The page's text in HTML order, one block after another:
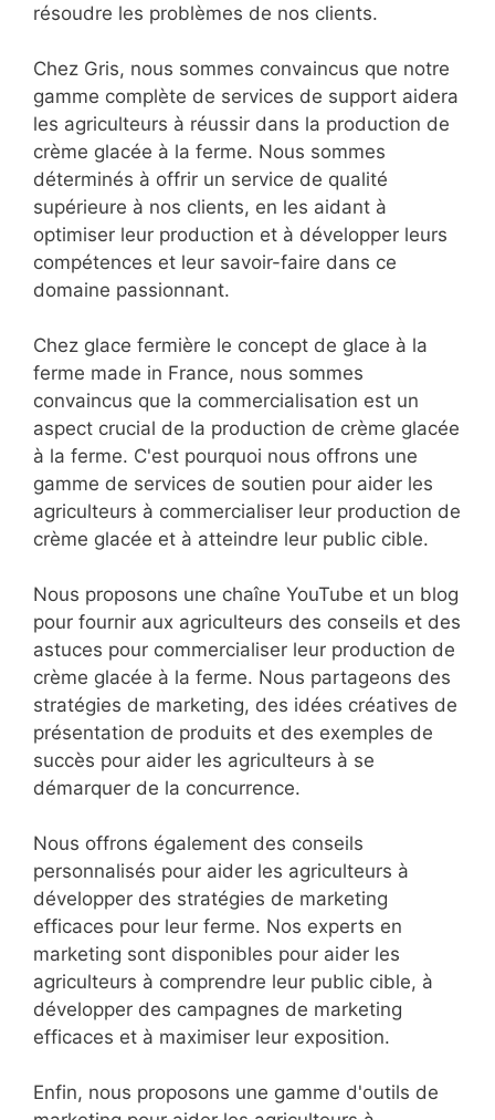
résoudre les problèmes de nos clients.
Chez Gris, nous sommes convaincus que notre
gamme complète de services de support aidera
les agriculteurs à réussir dans la production de
crème glacée à la ferme. Nous sommes
déterminés à offrir un service de qualité
supérieure à nos clients, en les aidant à
optimiser leur production et à développer leurs
compétences et leur savoir-faire dans ce
domaine passionnant.
Chez glace fermière le concept de glace à la
ferme made in France, nous sommes
convaincus que la commercialisation est un
aspect crucial de la production de crème glacée
à la ferme. C'est pourquoi nous offrons une
gamme de services de soutien pour aider les
agriculteurs à commercialiser leur production de
crème glacée et à atteindre leur public cible.
Nous proposons une chaîne YouTube et un blog
pour fournir aux agriculteurs des conseils et des
astuces pour commercialiser leur production de
crème glacée à la ferme. Nous partageons des
stratégies de marketing, des idées créatives de
présentation de produits et des exemples de
succès pour aider les agriculteurs à se
démarquer de la concurrence.
Nous offrons également des conseils
personnalisés pour aider les agriculteurs à
développer des stratégies de marketing
efficaces pour leur ferme. Nos experts en
marketing sont disponibles pour aider les
agriculteurs à comprendre leur public cible, à
développer des campagnes de marketing
efficaces et à maximiser leur exposition.
Enfin, nous proposons une gamme d'outils de